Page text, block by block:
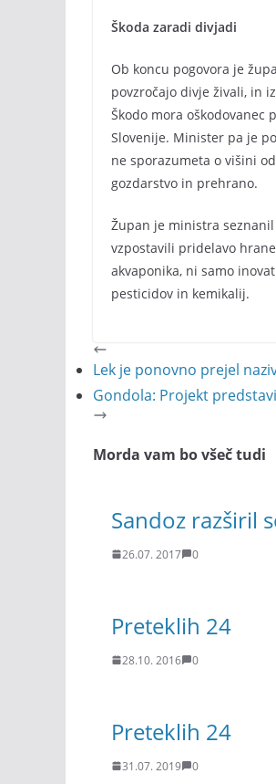
Škoda zaradi divjadi
Ob koncu pogovora je
povzročajo divje živali, in
Škodo mora oškodovanec
Slovenije. Minister pa je
ne sporazumeta o višini
gozdarstvo in prehrano.
Župan je ministra
vzpostavili pridelavo
akvaponika, ni samo
pesticidov in kemikalij.
Lek je ponovno prejel
Gondola: Projekt
Morda vam bo všeč tudi
Sandoz razširil
26.07. 2017 0
Preteklih 24
28.10. 2016 0
Preteklih 24
31.07. 2019 0